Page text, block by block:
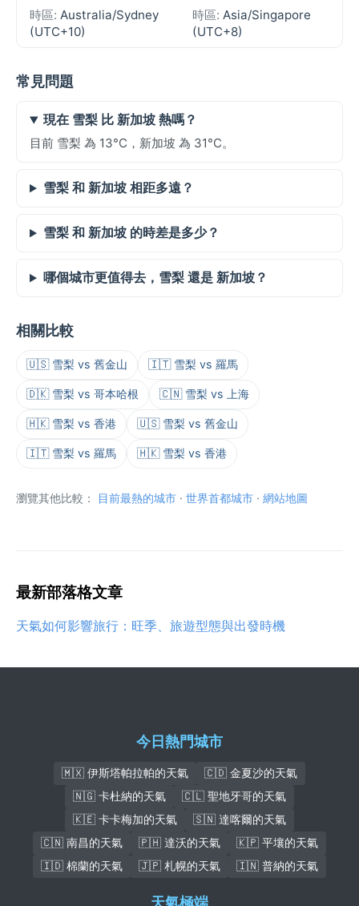
時區: Australia/Sydney
(UTC+10)
時區: Asia/Singapore
(UTC+8)
常見問題
現在 雪梨 比 新加坡 熱嗎？
目前 雪梨 為 13°C，新加坡 為 31°C。
雪梨 和 新加坡 相距多遠？
雪梨 和 新加坡 的時差是多少？
哪個城市更值得去，雪梨 還是 新加坡？
相關比較
🇺🇸 雪梨 vs 舊金山 🇮🇹 雪梨 vs 羅馬
🇩🇰 雪梨 vs 哥本哈根 🇨🇳 雪梨 vs 上海
🇭🇰 雪梨 vs 香港 🇺🇸 雪梨 vs 舊金山
🇮🇹 雪梨 vs 羅馬 🇭🇰 雪梨 vs 香港
瀏覽其他比較： 目前最熱的城市 · 世界首都城市 · 網站地圖
最新部落格文章
天氣如何影響旅行：旺季、旅遊型態與出發時機
今日熱門城市
🇲🇽 伊斯塔帕拉帕的天氣
🇨🇩 金夏沙的天氣
🇳🇬 卡杜納的天氣
🇨🇱 聖地牙哥的天氣
🇰🇪 卡卡梅加的天氣
🇸🇳 達喀爾的天氣
🇨🇳 南昌的天氣
🇵🇭 達沃的天氣
🇰🇵 平壤的天氣
🇮🇩 棉蘭的天氣
🇯🇵 札幌的天氣 🇮🇳 普納的天氣
天氣極端